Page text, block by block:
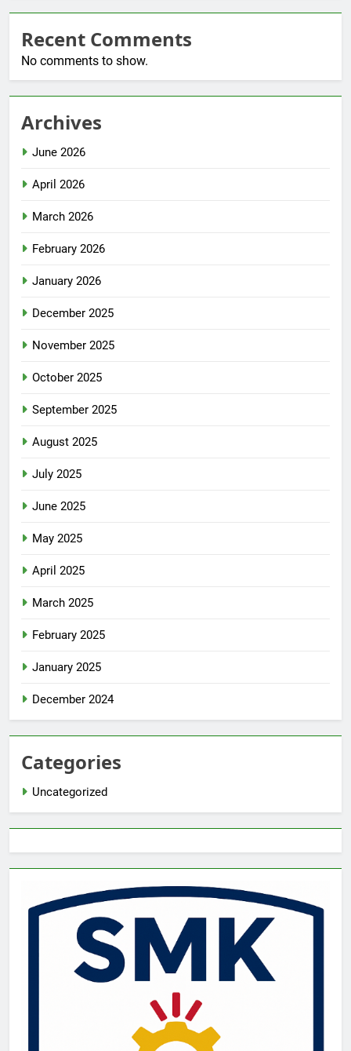
Recent Comments
No comments to show.
Archives
June 2026
April 2026
March 2026
February 2026
January 2026
December 2025
November 2025
October 2025
September 2025
August 2025
July 2025
June 2025
May 2025
April 2025
March 2025
February 2025
January 2025
December 2024
Categories
Uncategorized